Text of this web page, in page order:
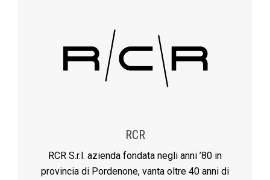
RCR
RCR S.r.l. azienda fondata negli anni ’80 in
provincia di Pordenone, vanta oltre 40 anni di